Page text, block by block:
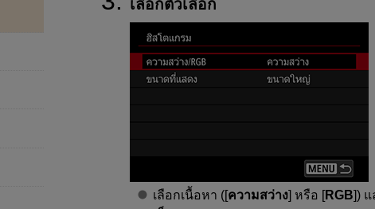
เลือกตัวเลือก
เลือกเนื้อหา ([ความสว่าง] หรือ [RGB])